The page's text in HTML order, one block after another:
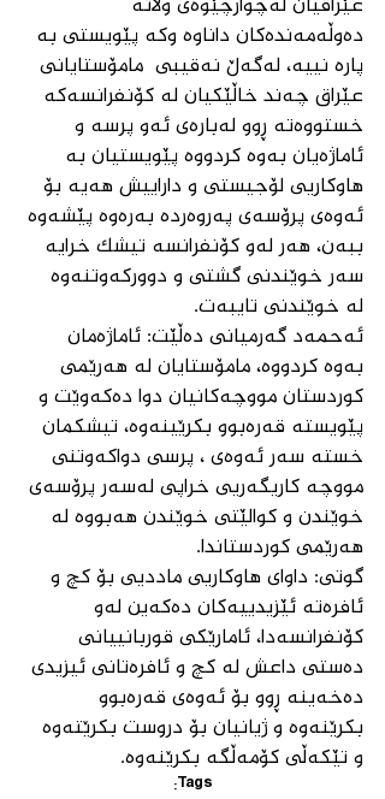
عێراقیان لەچوارچێوەی وڵاتە
دەوڵەمەندەکان داناوە وکە پێویستی بە
پارە نییە، لەگەڵ نەقیبی  مامۆستایانی
عێراق چەند خاڵێکیان لە کۆنفرانسەکە
خستووەتە ڕوو لەبارەی ئەو پرسە و
ئاماژەیان بەوە کردووە پێویستیان بە
هاوکاریی لۆجیستی و داراییش هەیە بۆ
ئەوەی پرۆسەی پەروەردە بەرەوە پێشەوە
ببەن، هەر لەو کۆنفرانسە تیشک خرایە
سەر خوێندنی گشتی و دوورکەوتنەوە
لە خوێندنی تایبەت.
ئەحمەد گەرمیانی دەڵێت: ئاماژەمان
بەوە کردووە، مامۆستایان لە هەرێمی
کوردستان مووچەکانیان دوا دەکەوێت و
پێویستە قەرەبوو بکرێینەوە، تیشکمان
خستە سەر ئەوەی ، پرسی دواکەوتنی
مووچە کاریگەریی خراپی لەسەر پرۆسەی
خوێندن و کوالێتی خوێندن هەبووە لە
هەرێمی کوردستاندا.
گوتی: داوای هاوکاریی ماددیی بۆ کچ و
ئافرەتە ئێزیدییەکان دەکەین لەو
کۆنفرانسەدا، ئامارێکی قوربانییانی
دەستی داعش لە کچ و ئافرەتانی ئیزیدی
دەخەینە ڕوو بۆ ئەوەی قەرەبوو
بکرێنەوە و ژیانیان بۆ دروست بکرێتەوە
و تێکەڵی کۆمەڵگە بکرێنەوە.
Tags: